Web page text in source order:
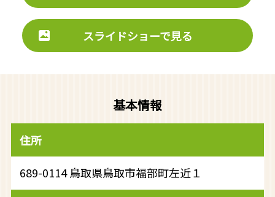
スライドショーで見る
基本情報
住所
689-0114 鳥取県鳥取市福部町左近１